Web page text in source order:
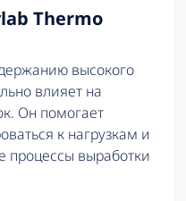
Thermo
высокого
влияет на
Он помогает
к нагрузкам и
процессы выработки